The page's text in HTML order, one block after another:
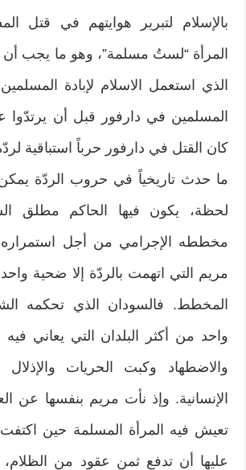
بالإسلام لتبرير هوايتهم في قتل
المرأة “لستُ مسلمة”، وهو ما يجب أن
الذي استعمل الاسلام لإبادة
المسلمين في دارفور قبل أن يرتدّوا
كان القتل في دارفور حرباً استباقية
ما حدث تاريخياً في حروب الردّة
لحظة، يكون فيها الحاكم مطلق
مخططه الإجرامي من أجل
مريم التي اتهمت بالردّة إلا ضحية
المخطط. فالسودان الذي تحكمه
واحد من أكثر البلدان التي يعاني
والاضطهاد وكبت الحريات والإذلال
الإنسانية. وإذ نأت مريم بنفسها عن
تعيش فيه المرأة المسلمة حين اكتفت
عليها أن تدفع ثمن عقود من الظلام،